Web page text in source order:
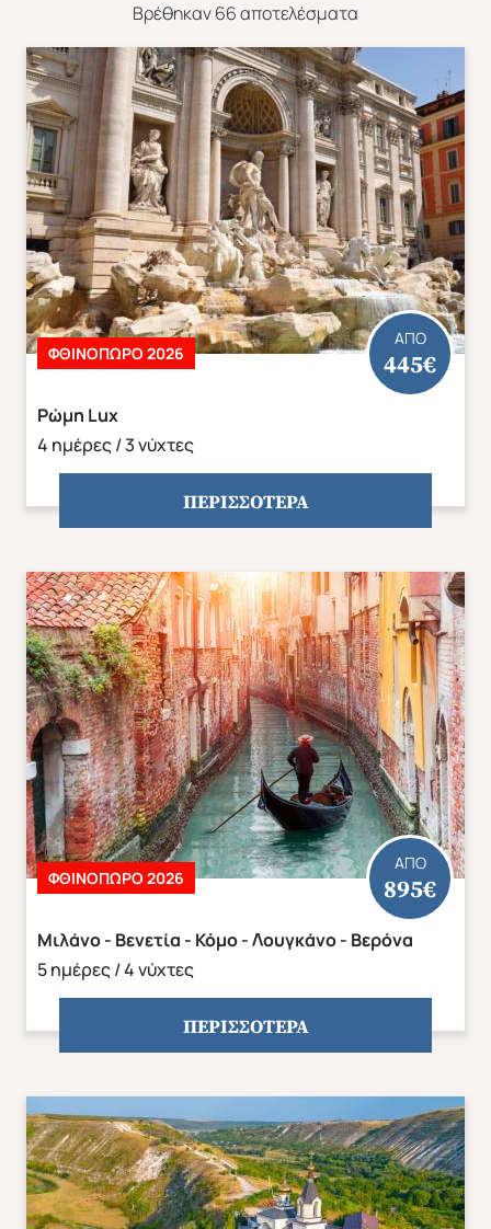
Απευθείας απο Ηράκλειο Εκτός Ευρώπης
Χριστούγεννα & Πρωτοχρονιά Χειμώνας 2026/2027
Βρέθηκαν 66 αποτελέσματα
Ρώμη Lux
4 ημέρες / 3 νύχτες
ΑΠΟ
445€
ΦΘΙΝΟΠΩΡΟ 2026
ΠΕΡΙΣΣΟΤΕΡΑ
Μιλάνο - Βενετία - Κόμο - Λουγκάνο - Βερόνα
5 ημέρες / 4 νύχτες
ΑΠΟ
895€
ΦΘΙΝΟΠΩΡΟ 2026
ΠΕΡΙΣΣΟΤΕΡΑ